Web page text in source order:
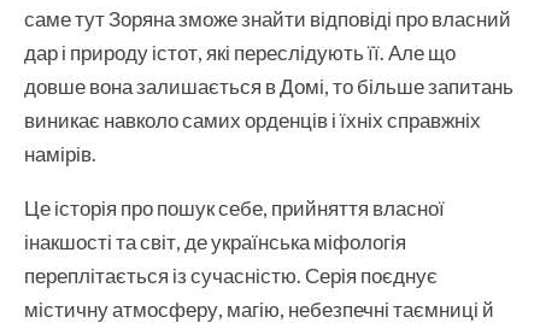
саме тут Зоряна зможе знайти відповіді про власний
дар і природу істот, які переслідують її. Але що
довше вона залишається в Домі, то більше запитань
виникає навколо самих орденців і їхніх справжніх
намірів.
Це історія про пошук себе, прийняття власної
інакшості та світ, де українська міфологія
переплітається із сучасністю. Серія поєднує
містичну атмосферу, магію, небезпечні таємниці й